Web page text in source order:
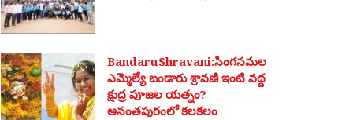
BandaruShravani:సింగనమల
ఎమ్మెల్యే బండారు శ్రావణి ఇంటి వద్ద
క్షుద్ర పూజల యత్నం?
అనంతపురంలో కలకలం